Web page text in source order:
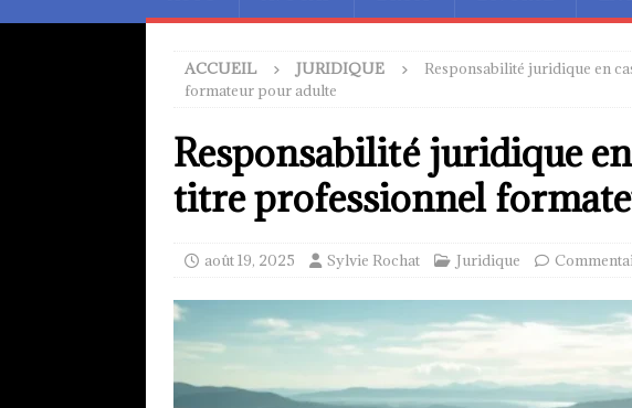
ACCUEIL JURIDIQUE
Responsabilité juridique en
formateur pour adulte
Responsabilité juridique
titre professionnel
août 19, 2025 Sylvie Rochat Juridique